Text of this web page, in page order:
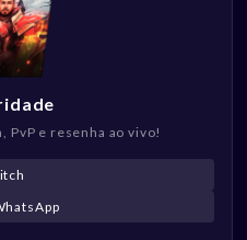
PvP e resenha ao vivo!